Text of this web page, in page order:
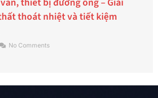
hợp giúp nhà máy vận hành
No Comments